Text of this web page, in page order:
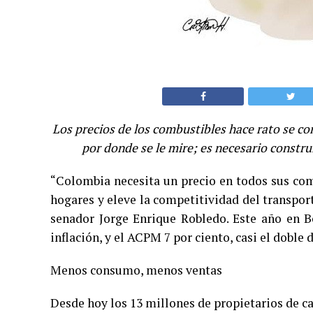
Los precios de los combustibles hace rato se
por donde se le mire; es necesario
“Colombia necesita un precio en todos sus
hogares y eleve la competitividad del
senador Jorge Enrique Robledo. Este año
inflación, y el ACPM 7 por ciento, casi el doble
Menos consumo, menos ventas
Desde hoy los 13 millones de propietarios de